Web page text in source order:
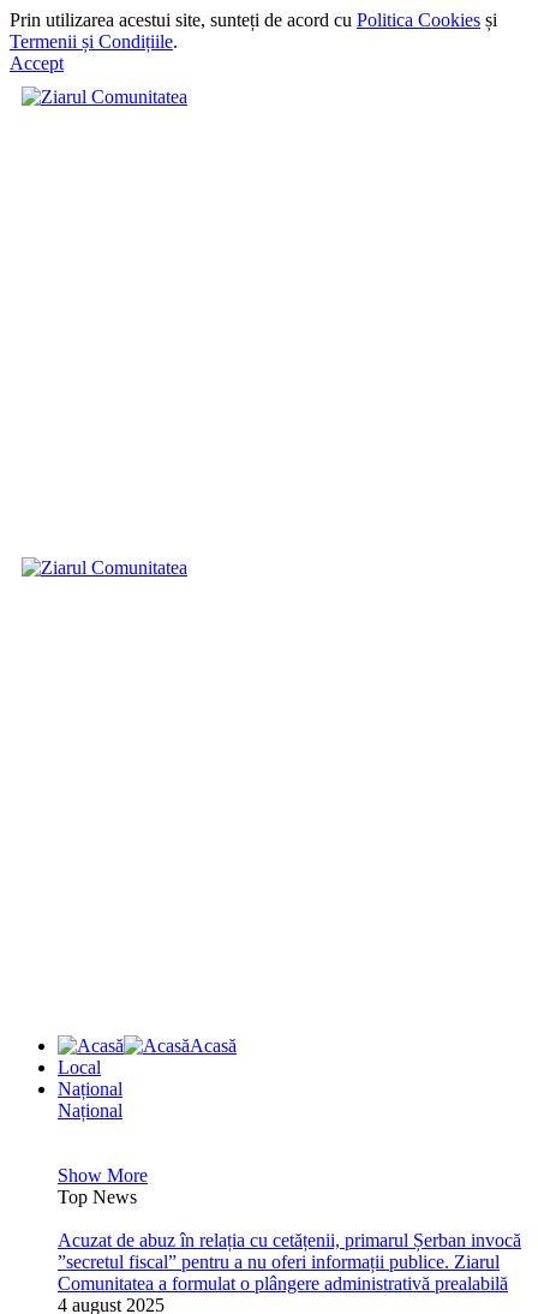
Prin utilizarea acestui site, sunteți de acord cu Politica Cookies și
Termenii și Condițiile.
Accept
Acasă
Local
Național
Național
Show More
Top News
Acuzat de abuz în relația cu cetățenii, primarul Șerban invocă
”secretul fiscal” pentru a nu oferi informații publice. Ziarul
Comunitatea a formulat o plângere administrativă prealabilă
4 august 2025